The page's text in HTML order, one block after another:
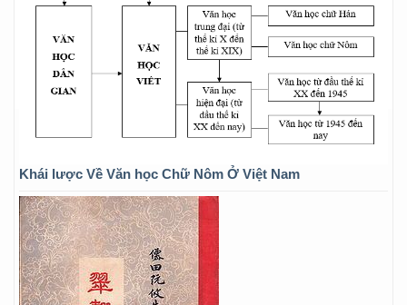
Khái lược Về Văn học Chữ Nôm Ở Việt Nam